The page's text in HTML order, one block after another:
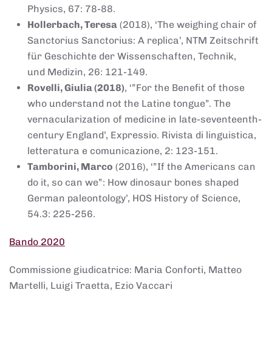
Physics, 67: 78-88.
Hollerbach, Teresa (2018), ‘The weighing chair of
Sanctorius Sanctorius: A replica’, NTM Zeitschrift
für Geschichte der Wissenschaften, Technik,
und Medizin, 26: 121-149.
Rovelli, Giulia (2018), ‘”For the Benefit of those
who understand not the Latine tongue”. The
vernacularization of medicine in late-seventeenth-
century England’, Expressio. Rivista di linguistica,
letteratura e comunicazione, 2: 123-151.
Tamborini, Marco (2016), ‘”If the Americans can
do it, so can we”: How dinosaur bones shaped
German paleontology’, HOS History of Science,
54.3: 225-256.
Bando 2020
Commissione giudicatrice: Maria Conforti, Matteo
Martelli, Luigi Traetta, Ezio Vaccari